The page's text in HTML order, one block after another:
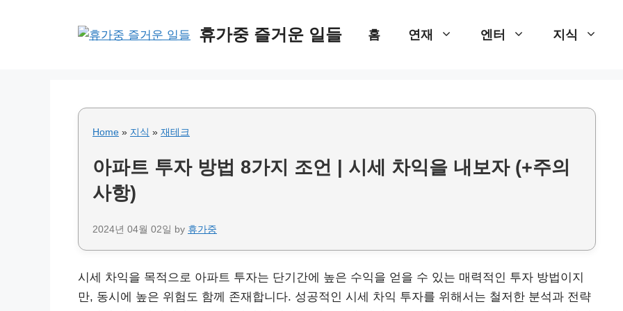
휴가중 즐거운 일들 홈 연재 엔터 지식
Home » 지식 » 재테크
아파트 투자 방법 8가지 조언 | 시세 차익을 내보자 (+주의
사항)
2024년 04월 02일 by 휴가중
시세 차익을 목적으로 아파트 투자는 단기간에 높은 수익을 얻을 수 있는 매력적인 투자 방법이지
만, 동시에 높은 위험도 함께 존재합니다. 성공적인 시세 차익 투자를 위해서는 철저한 분석과 전략